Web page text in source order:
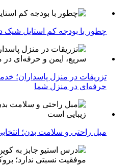
چطور با بودجه کم استایل شیک
تزریقات در منزل پاسداران؛
حرفه‌ای در منزل شما
مبل راحتی و سلامت بدن؛